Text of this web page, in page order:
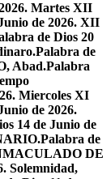
Martes XII
de 2026. XII
de Dios 20
Palabra de
Abad.Palabra
Miercoles XI
de 2026.
14 de Junio de
Palabra de
DE
Solemnidad,